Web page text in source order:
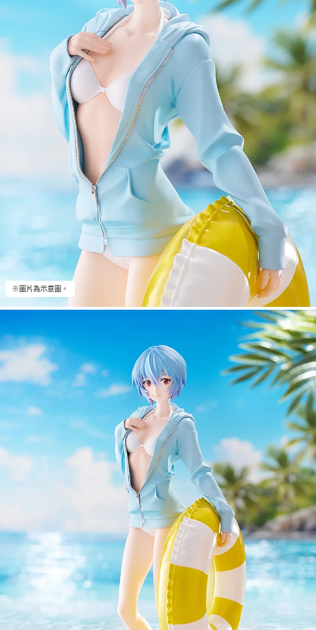
※圖片為示意圖。